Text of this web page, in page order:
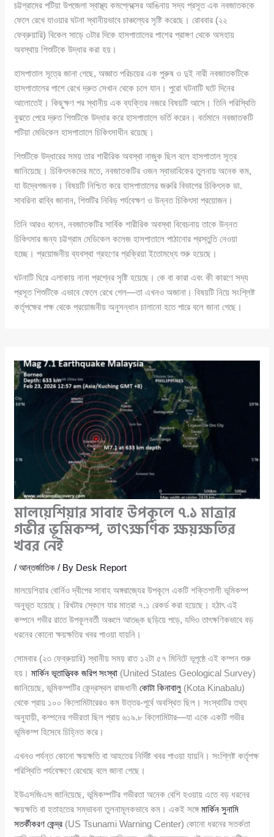
চট্টগ্রামের পটিয়া উপজেলা স্বাস্থ্য কমপ্লেক্সের আঙিনায় সদ্য প্রসূত এক নবজাতককে
ফেলে রেখে যাওয়ার ঘটনা স্থানীয়ভাবে চাঞ্চল্যের সৃষ্টি করেছে। রোববার (২২
ফেব্রুয়ারি) বিকেল সাড়ে ৩টার দিকে হাসপাতালের পাশের প্রাঙ্গণ থেকে অসহায়
অবস্থায় শিশুটিকে উদ্ধার করা হয়।
হাসপাতাল সূত্রে জানা গেছে, অজ্ঞাত পরিচয়ের এক পুরুষ ও দুই নারী নবজাতকটিকে
হাসপাতালের পাশে রেখে দ্রুত সেখান থেকে চলে যান। পুরো ঘটনাটি ঘটে দিনের
আলোতেই। কিছুক্ষণ পর স্থানীয় এক ব্যক্তির নজরে বিষয়টি আসে। তিনি পরিস্থিতি
বুঝতে পেরে দ্রুত শিশুটিকে উদ্ধার করে হাসপাতালে ভর্তি করেন। বর্তমানে নবজাতকটি
পটিয়া মেডিকেল হাসপাতালে চিকিৎসাধীন রয়েছে।
শিশুটিকে উদ্ধারের সময় তার শারীরিক অবস্থা নাজুক ছিল বলে হাসপাতাল সূত্র
জানিয়েছে। চিকিৎসকদের মতে, নবজাতকটির ওজন স্বাভাবিকের তুলনায় অনেক কম,
যা উদ্বেগজনক। বিষয়টি নিশ্চিত করে হাসপাতালের জরুরি বিভাগের চিকিৎসক ডা.
সাবরিনা রাব্বি জানান, শিশুটির নিবিড় পর্যবেক্ষণ ও উন্নত চিকিৎসা প্রয়োজন।
তিনি আরও বলেন, নবজাতকটির সার্বিক শারীরিক অবস্থা বিবেচনায় তাকে উন্নত
চিকিৎসার জন্য চট্টগ্রাম মেডিকেল কলেজ হাসপাতালে পাঠানোর প্রস্তুতি নেওয়া
হচ্ছে। প্রয়োজনীয় ব্যবস্থা গ্রহণের প্রক্রিয়া ইতোমধ্যে শুরু হয়েছে।
ঘটনাটি ঘিরে এলাকায় নানা প্রশ্নের সৃষ্টি হয়েছে। কে বা কারা এবং কী কারণে সদ্য
প্রসূত শিশুটিকে এভাবে ফেলে রেখে গেল—তা এখনও অজানা। বিষয়টি নিয়ে সংশ্লিষ্ট
কর্তৃপক্ষের পক্ষ থেকে প্রয়োজনীয় অনুসন্ধান চালানো হতে পারে বলে জানা গেছে।
মালয়েশিয়ার সাবাহ উপকূলে ৭.১ মাত্রার
গভীর ভূমিকম্প, তাৎক্ষণিক ক্ষয়ক্ষতির
খবর নেই
/আন্তর্জাতিক / By Desk Report
মালয়েশিয়ার বোর্নিও দ্বীপের সাবাহ অঙ্গরাজ্যের উপকূলে একটি শক্তিশালী ভূমিকম্প
অনুভূত হয়েছে। রিখটার স্কেলে যার মাত্রা ৭.১ রেকর্ড করা হয়েছে। হঠাৎ এই
কম্পনে গভীর রাতে উপকূলবর্তী অঞ্চলে আতঙ্ক ছড়িয়ে পড়ে, যদিও তাৎক্ষণিকভাবে বড়
ধরনের কোনো ক্ষয়ক্ষতির খবর পাওয়া যায়নি।
সোমবার (২৩ ফেব্রুয়ারি) স্থানীয় সময় রাত ১২টা ৫৭ মিনিটে ভূপৃষ্ঠে এই কম্পন শুরু
হয়।মার্কিন ভূতাত্ত্বিক জরিপ সংস্থা (United States Geological Survey)
জানিয়েছে, ভূমিকম্পটির কেন্দ্রস্থল রাজধানীকোটা কিনাবালু (Kota Kinabalu)
থেকে প্রায় ১০০ কিলোমিটারেরও কম উত্তর-পূর্বে অবস্থিত ছিল। সংস্থাটির তথ্য
অনুযায়ী, কম্পনের গভীরতা ছিল প্রায় ৬১৯.৮ কিলোমিটার—যা একে একটি গভীর
ভূমিকম্প হিসেবে চিহ্নিত করে।
এখনও পর্যন্ত কোনো ক্ষয়ক্ষতি বা আহতের নির্দিষ্ট খবর পাওয়া যায়নি। সংশ্লিষ্ট কর্তৃপক্ষ
পরিস্থিতি পর্যবেক্ষণে রেখেছে বলে জানা গেছে।
ইউএসজিএস জানিয়েছে, ভূমিকম্পটির গভীরতা অনেক বেশি হওয়ায় এতে বড় ধরনের
ক্ষয়ক্ষতি বা হতাহতের সম্ভাবনা তুলনামূলকভাবে কম। একই সঙ্গেমার্কিন সুনামি
সতর্কীকরণ কেন্দ্র (US Tsunami Warning Center) কোনো ধরনের সতর্কতা